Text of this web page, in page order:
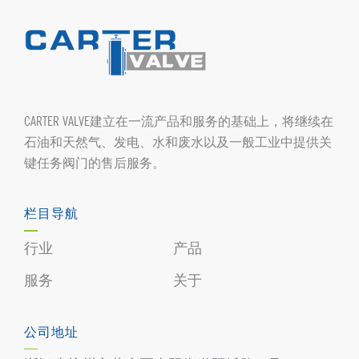
CARTER VALVE建立在一流产品和服务的基础上，将继续在
石油和天然气、发电、水和废水以及一般工业中提供关
键任务阀门的售后服务。
栏目导航
行业
产品
服务
关于
公司地址